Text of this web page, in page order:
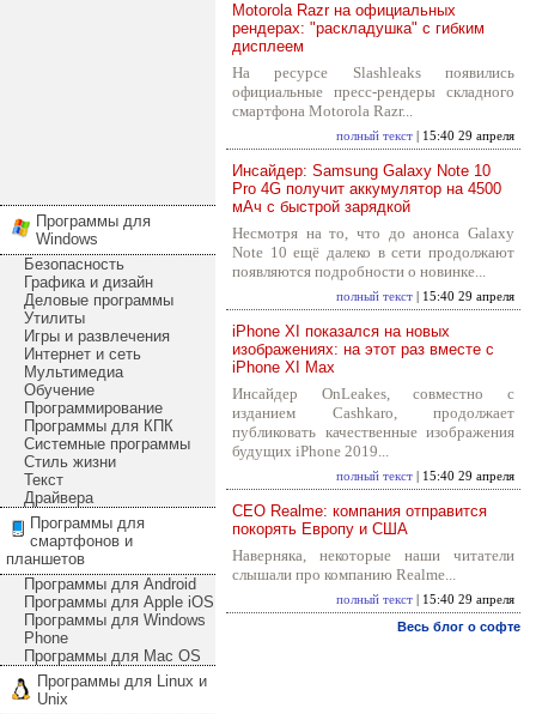
Программы для
Windows
Безопасность
Графика и дизайн
Деловые программы
Утилиты
Игры и развлечения
Интернет и сеть
Мультимедиа
Обучение
Программирование
Программы для КПК
Системные программы
Стиль жизни
Текст
Драйвера
Программы для
смартфонов и
планшетов
Программы для Android
Программы для Apple iOS
Программы для Windows
Phone
Программы для Mac OS
Программы для Linux и
Unix
Motorola Razr на официальных
рендерах: "раскладушка" с гибким
дисплеем
На ресурсе Slashleaks появились
официальные пресс-рендеры складного
смартфона Motorola Razr...
полный текст | 15:40 29 апреля
Инсайдер: Samsung Galaxy Note 10
Pro 4G получит аккумулятор на 4500
мАч с быстрой зарядкой
Несмотря на то, что до анонса Galaxy
Note 10 ещё далеко в сети продолжают
появляются подробности о новинке...
полный текст | 15:40 29 апреля
iPhone XI показался на новых
изображениях: на этот раз вместе с
iPhone XI Max
Инсайдер OnLeakes, совместно с
изданием Cashkaro, продолжает
публиковать качественные изображения
будущих iPhone 2019...
полный текст | 15:40 29 апреля
CEO Realme: компания отправится
покорять Европу и США
Наверняка, некоторые наши читатели
слышали про компанию Realme...
полный текст | 15:40 29 апреля
Весь блог о софте